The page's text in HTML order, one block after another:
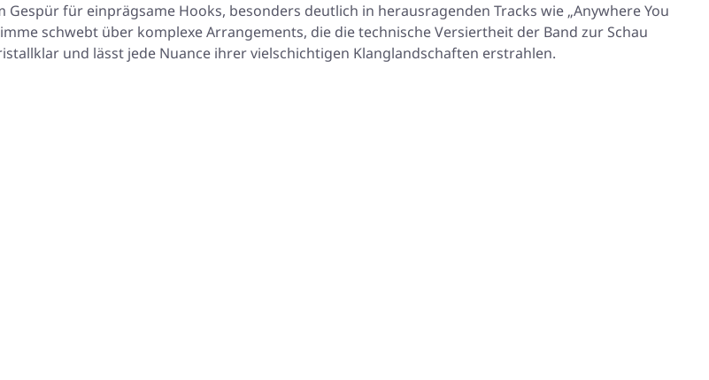
für einprägsame Hooks, besonders deutlich in herausragenden Tracks wie „Anywhere You
schwebt über komplexe Arrangements, die die technische Versiertheit der Band zur Schau
und lässt jede Nuance ihrer vielschichtigen Klanglandschaften erstrahlen.